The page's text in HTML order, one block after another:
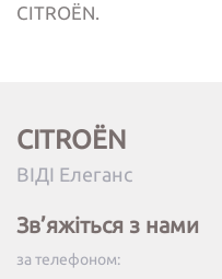
CITROЁN.
CITROËN
ВІДІ Елеганс
Зв’яжіться з нами
за телефоном: